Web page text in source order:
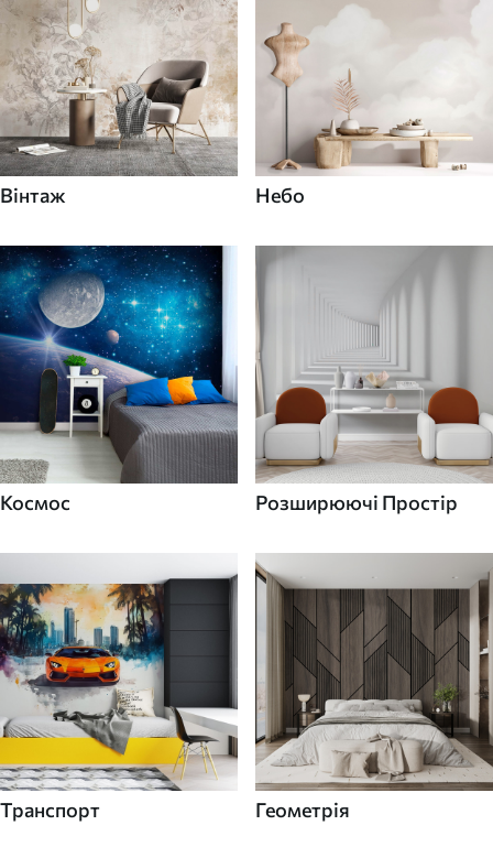
Вінтаж Небо
Космос Розширюючі Простір
Транспорт Геометрія